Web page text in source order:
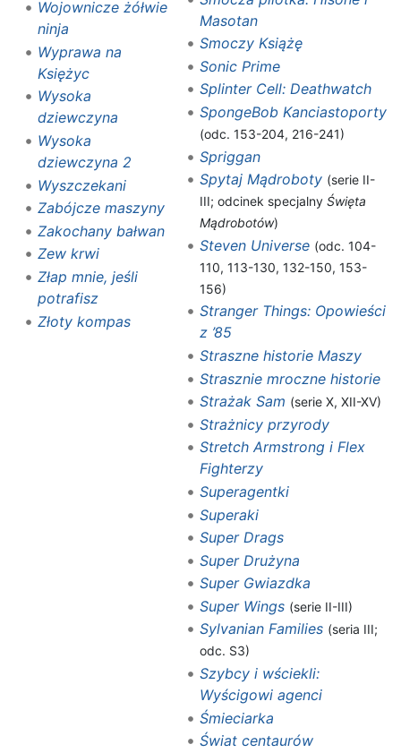
Wojownicze żółwie
ninja
Wyprawa na
Księżyc
Wysoka
dziewczyna
Wysoka
dziewczyna 2
Wyszczekani
Zabójcze maszyny
Zakochany bałwan
Zew krwi
Złap mnie, jeśli
potrafisz
Złoty kompas
Masotan
Smoczy Książę
Sonic Prime
Splinter Cell: Deathwatch
SpongeBob Kanciastoporty
(odc. 153-204, 216-241)
Spriggan
Spytaj Mądroboty (serie II-
III; odcinek specjalny Święta
Mądrobotów)
Steven Universe (odc. 104-
110, 113-130, 132-150, 153-
156)
Stranger Things: Opowieści
z ’85
Straszne historie Maszy
Strasznie mroczne historie
Strażak Sam (serie X, XII-XV)
Strażnicy przyrody
Stretch Armstrong i Flex
Fighterzy
Superagentki
Superaki
Super Drags
Super Drużyna
Super Gwiazdka
Super Wings (serie II-III)
Sylvanian Families (seria III;
odc. S3)
Szybcy i wściekli:
Wyścigowi agenci
Śmieciarka
Świat centaurów